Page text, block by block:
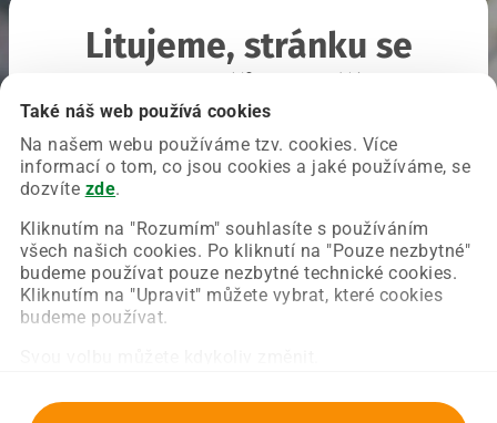
Také náš web používá cookies
Na našem webu používáme tzv. cookies. Více
informací o tom, co jsou cookies a jaké používáme, se
dozvíte zde.
Kliknutím na "Rozumím" souhlasíte s používáním
všech našich cookies. Po kliknutí na "Pouze nezbytné"
budeme používat pouze nezbytné technické cookies.
Kliknutím na "Upravit" můžete vybrat, které cookies
budeme používat.
Litujeme, stránku se
Chyba nastala na naší straně a už ji opravujeme.
Zkuste prosím znovu načíst požadovanou stránku.
Obnovit stránku Úvodní strana